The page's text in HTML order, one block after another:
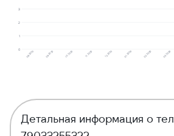
0
1
2
3
08.2025 09.2025 10.2025 11.2025 12.2025 01.2026 02.2026 03.2026
Детальная информация о